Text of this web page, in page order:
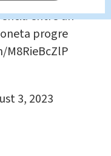
entre un
progre
3, 2023